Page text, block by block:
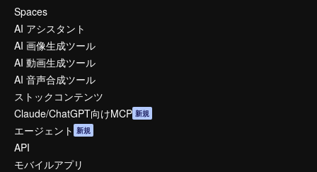
Spaces
AI アシスタント
AI 画像生成ツール
AI 動画生成ツール
AI 音声合成ツール
ストックコンテンツ
Claude/ChatGPT向けMCP 新規
エージェント 新規
API
モバイルアプリ